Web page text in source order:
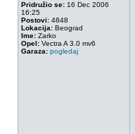
Pridružio se: 16 Dec 2006
16:25
Postovi: 4848
Lokacija: Beograd
Ime: Zarko
Opel: Vectra A 3.0 mv6
Garaza: pogledaj